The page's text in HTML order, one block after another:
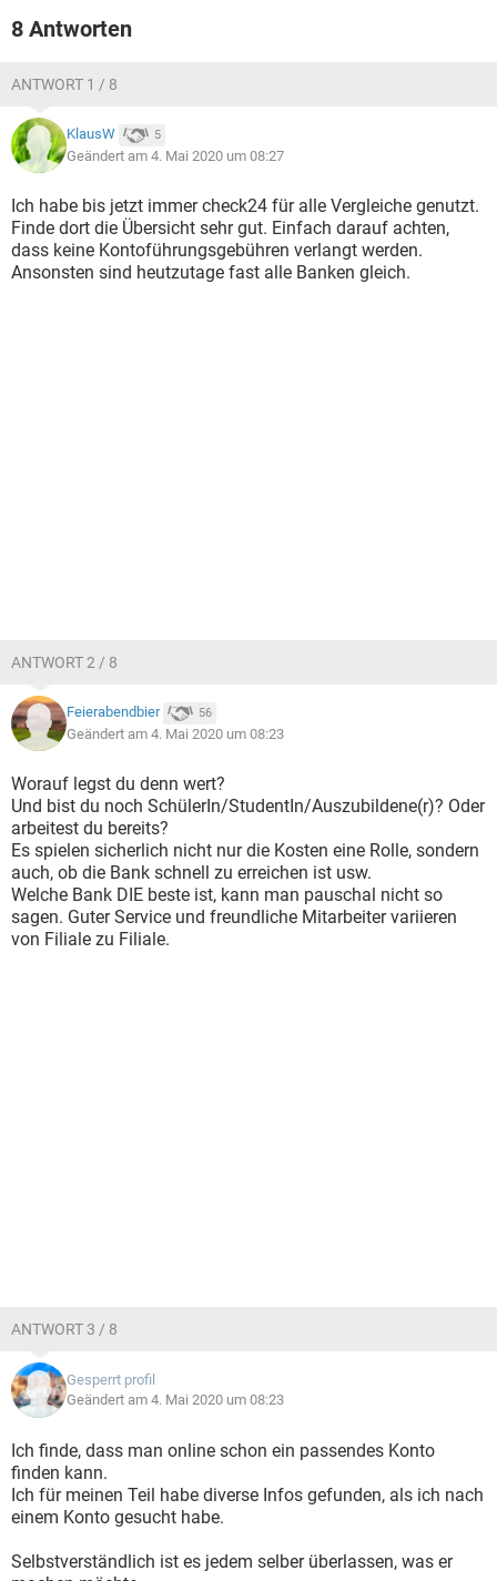
8 Antworten
ANTWORT 1 / 8
KlausW 5
Geändert am 4. Mai 2020 um 08:27
Ich habe bis jetzt immer check24 für alle Vergleiche genutzt.
Finde dort die Übersicht sehr gut. Einfach darauf achten,
dass keine Kontoführungsgebühren verlangt werden.
Ansonsten sind heutzutage fast alle Banken gleich.
ANTWORT 2 / 8
Feierabendbier 56
Geändert am 4. Mai 2020 um 08:23
Worauf legst du denn wert?
Und bist du noch SchülerIn/StudentIn/Auszubildene(r)? Oder
arbeitest du bereits?
Es spielen sicherlich nicht nur die Kosten eine Rolle, sondern
auch, ob die Bank schnell zu erreichen ist usw.
Welche Bank DIE beste ist, kann man pauschal nicht so
sagen. Guter Service und freundliche Mitarbeiter variieren
von Filiale zu Filiale.
ANTWORT 3 / 8
Gesperrt profil
Geändert am 4. Mai 2020 um 08:23
Ich finde, dass man online schon ein passendes Konto
finden kann.
Ich für meinen Teil habe diverse Infos gefunden, als ich nach
einem Konto gesucht habe.
Selbstverständlich ist es jedem selber überlassen, was er